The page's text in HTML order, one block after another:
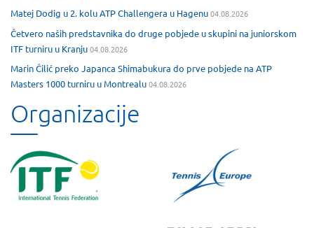
Matej Dodig u 2. kolu ATP Challengera u Hagenu04.08.2026
Četvero naših predstavnika do druge pobjede u skupini na juniorskom
ITF turniru u Kranju04.08.2026
Marin Čilić preko Japanca Shimabukura do prve pobjede na ATP
Masters 1000 turniru u Montrealu04.08.2026
Organizacije